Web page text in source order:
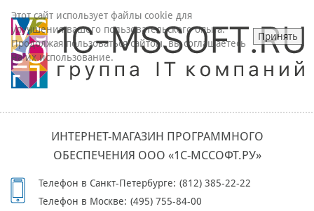
ИНТЕРНЕТ-МАГАЗИН ПРОГРАММНОГО
ОБЕСПЕЧЕНИЯ ООО «1С-МССОФТ.РУ»
Телефон в Санкт-Петербурге: (812) 385-22-22
Телефон в Москве: (495) 755-84-00
Этот сайт использует файлы cookie для
улучшения вашего пользовательского опыта.
Продолжая пользоваться сайтом, вы соглашаетесь
на их использование.
Принять